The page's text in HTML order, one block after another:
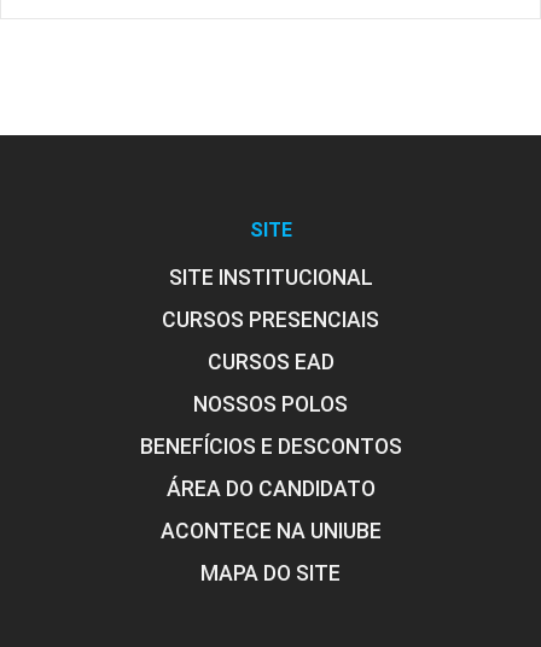
SITE
SITE INSTITUCIONAL
CURSOS PRESENCIAIS
CURSOS EAD
NOSSOS POLOS
BENEFÍCIOS E DESCONTOS
ÁREA DO CANDIDATO
ACONTECE NA UNIUBE
MAPA DO SITE